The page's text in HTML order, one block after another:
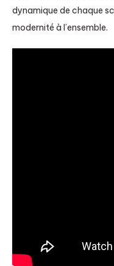
dynamique de chaque
modernité à l’ensemble.